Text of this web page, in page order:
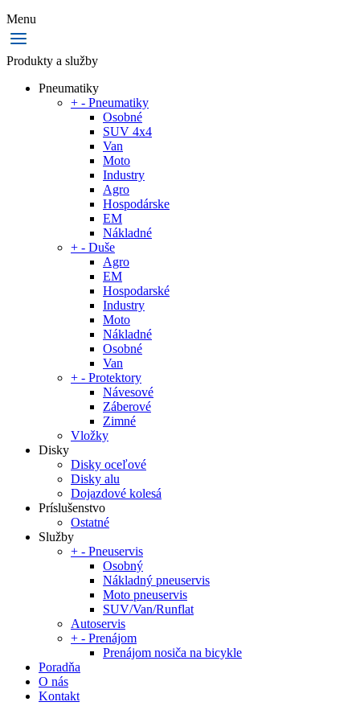
Menu
Produkty a služby
Pneumatiky
+ - Pneumatiky
Osobné
SUV 4x4
Van
Moto
Industry
Agro
Hospodárske
EM
Nákladné
+ - Duše
Agro
EM
Hospodarské
Industry
Moto
Nákladné
Osobné
Van
+ - Protektory
Návesové
Záberové
Zimné
Vložky
Disky
Disky oceľové
Disky alu
Dojazdové kolesá
Príslušenstvo
Ostatné
Služby
+ - Pneuservis
Osobný
Nákladný pneuservis
Moto pneuservis
SUV/Van/Runflat
Autoservis
+ - Prenájom
Prenájom nosiča na bicykle
Poradňa
O nás
Kontakt